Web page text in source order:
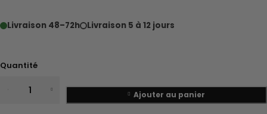
Livraison 48–72h Livraison 5 à 12 jours
Quantité
Ajouter au panier